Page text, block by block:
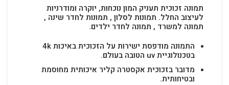
תמונה זכוכית תעניק המון נוכחות, יוקרה ומודרניות
לעיצוב החלל. תמונות לסלון , תמונות לחדר שינה ,
תמונה למשרד , תמונה לחדר ילדים.
התמונה מודפסת ישירות על הזכוכית באיכות 4k
בטכנולוגיית uv הטובה בעולם.
מדובר בזכוכית אקסטרה קליר איכותית מחוסמת
ובטיחותית.